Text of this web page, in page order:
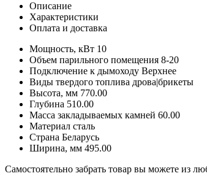
Описание
Характеристики
Оплата и доставка
Мощность, кВт 10
Объем парильного помещения 8-20
Подключение к дымоходу Верхнее
Виды твердого топлива дрова|брикеты
Высота, мм 770.00
Глубина 510.00
Масса закладываемых камней 60.00
Материал сталь
Страна Беларусь
Ширина, мм 495.00
Самостоятельно забрать товар вы можете из